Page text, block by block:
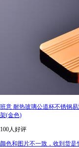
班意 耐热玻璃公道杯不锈钢
架(金色)
100人好评
颜色和图片不一致，收到货是